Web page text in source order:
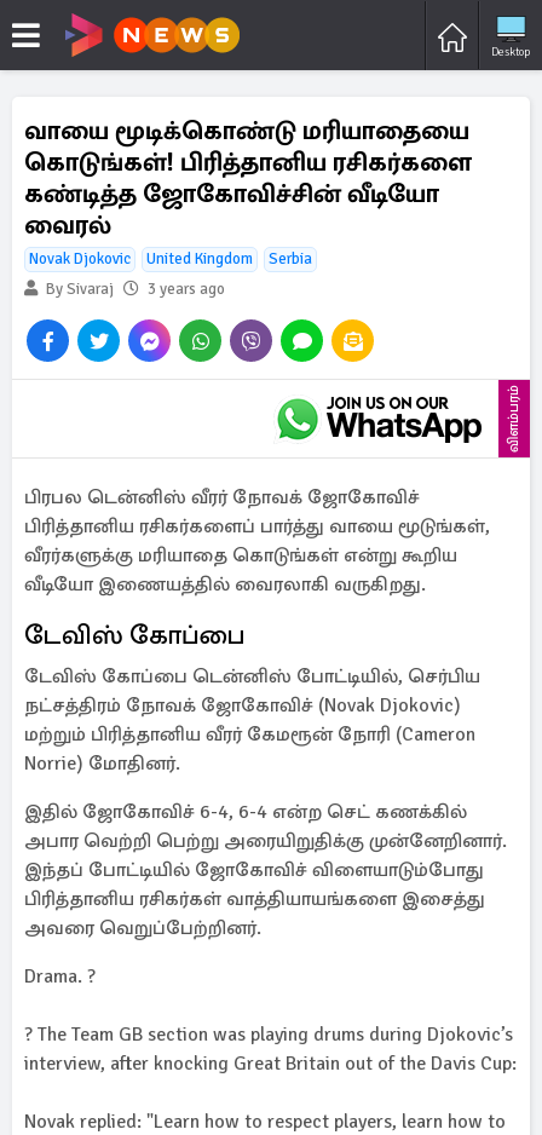
Desktop
வாயை மூடிக்கொண்டு மரியாதையை
கொடுங்கள்! பிரித்தானிய ரசிகர்களை
கண்டித்த ஜோகோவிச்சின் வீடியோ
வைரல்
Novak Djokovic United Kingdom
Serbia
By Sivaraj
3 years ago
விளம்பரம்
பிரபல டென்னிஸ் வீரர் நோவக் ஜோகோவிச்
பிரித்தானிய ரசிகர்களைப் பார்த்து வாயை மூடுங்கள்,
வீரர்களுக்கு மரியாதை கொடுங்கள் என்று கூறிய
வீடியோ இணையத்தில் வைரலாகி வருகிறது.
டேவிஸ் கோப்பை
டேவிஸ் கோப்பை டென்னிஸ் போட்டியில், செர்பிய
நட்சத்திரம் நோவக் ஜோகோவிச் (Novak Djokovic)
மற்றும் பிரித்தானிய வீரர் கேமரூன் நோரி (Cameron
Norrie) மோதினர்.
இதில் ஜோகோவிச் 6-4, 6-4 என்ற செட் கணக்கில்
அபார வெற்றி பெற்று அரையிறுதிக்கு முன்னேறினார்.
இந்தப் போட்டியில் ஜோகோவிச் விளையாடும்போது
பிரித்தானிய ரசிகர்கள் வாத்தியாயங்களை இசைத்து
அவரை வெறுப்பேற்றினர்.
Drama. ?
? The Team GB section was playing drums during Djokovic’s
interview, after knocking Great Britain out of the Davis Cup:
Novak replied: "Learn how to respect players, learn how to